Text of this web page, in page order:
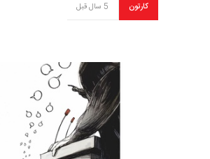
کارتون 5 سال قبل